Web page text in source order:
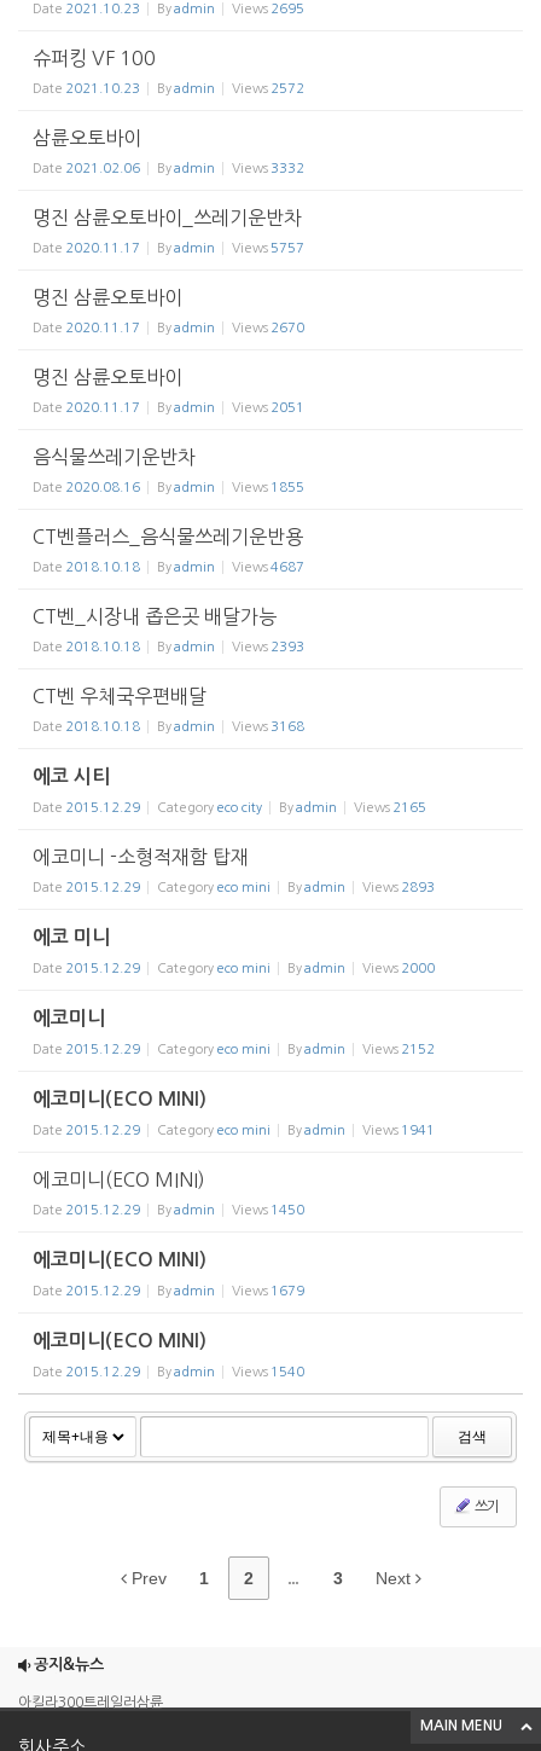
Date 2021.10.23 Byadmin Views 2695
슈퍼킹 VF 100
Date 2021.10.23 Byadmin Views 2572
삼륜오토바이
Date 2021.02.06 Byadmin Views 3332
명진 삼륜오토바이_쓰레기운반차
Date 2020.11.17 Byadmin Views 5757
명진 삼륜오토바이
Date 2020.11.17 Byadmin Views 2670
명진 삼륜오토바이
Date 2020.11.17 Byadmin Views 2051
음식물쓰레기운반차
Date 2020.08.16 Byadmin Views 1855
CT벤플러스_음식물쓰레기운반용
Date 2018.10.18 Byadmin Views4687
CT벤_시장내 좁은곳 배달가능
Date 2018.10.18 Byadmin Views 2393
CT벤 우체국우편배달
Date 2018.10.18 Byadmin Views 3168
에코 시티
Date 2015.12.29 Category eco city Byadmin Views 2165
에코미니 -소형적재함 탑재
Date 2015.12.29 Category eco mini Byadmin Views 2893
에코 미니
Date 2015.12.29 Category eco mini Byadmin Views 2000
에코미니
Date 2015.12.29 Category eco mini Byadmin Views 2152
에코미니(ECO MINI)
Date 2015.12.29 Category eco mini Byadmin Views 1941
에코미니(ECO MINI)
Date 2015.12.29 Byadmin Views 1450
에코미니(ECO MINI)
Date 2015.12.29 Byadmin Views 1679
에코미니(ECO MINI)
Date 2015.12.29 Byadmin Views 1540
검색
쓰기
Prev 1 2 ... 3 Next
공지&뉴스
엠보이 125cc삼륜
아킬라300트레일러삼륜
MAIN MENU
회사주소